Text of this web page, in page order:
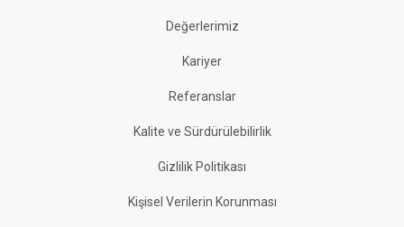
Değerlerimiz
Kariyer
Referanslar
Kalite ve Sürdürülebilirlik
Gizlilik Politikası
Kişisel Verilerin Korunması